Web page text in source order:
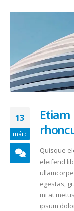
13
márc
Etiam
Quisque
eleifend
egestas,
mi at
ipsum